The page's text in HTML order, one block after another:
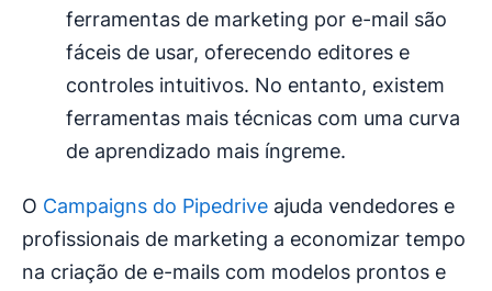
ferramentas de marketing por e-mail são
fáceis de usar, oferecendo editores e
controles intuitivos. No entanto, existem
ferramentas mais técnicas com uma curva
de aprendizado mais íngreme.
O Campaigns do Pipedrive ajuda vendedores e
profissionais de marketing a economizar tempo
na criação de e-mails com modelos prontos e